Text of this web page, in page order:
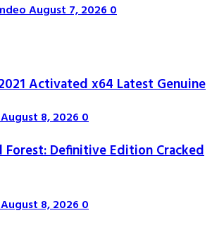
August 7, 20260
Activated x64 Latest Genuine
August 8, 20260
Definitive Edition Cracked
August 8, 20260